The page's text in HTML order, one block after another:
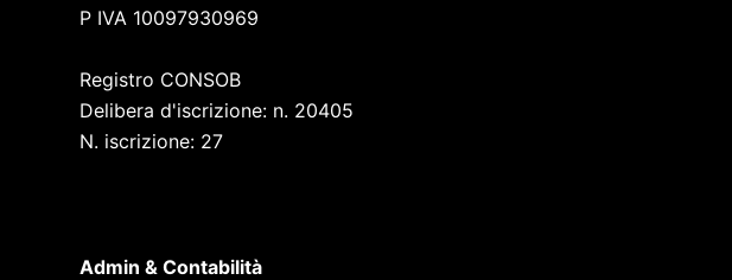
P IVA 10097930969
Registro CONSOB
Delibera d'iscrizione: n. 20405
N. iscrizione: 27
Admin & Contabilità